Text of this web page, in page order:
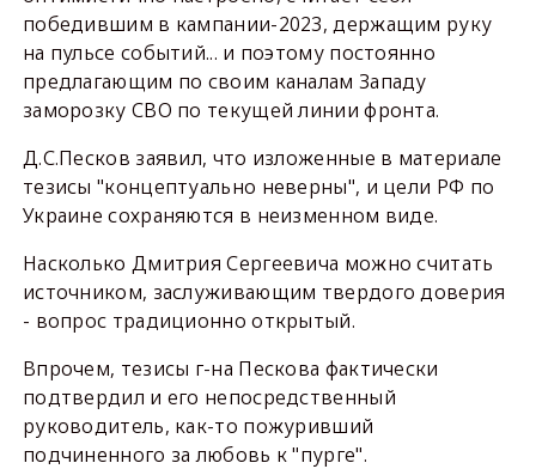
победившим в кампании-2023, держащим руку
на пульсе событий... и поэтому постоянно
предлагающим по своим каналам Западу
заморозку СВО по текущей линии фронта.
Д.С.Песков заявил, что изложенные в материале
тезисы "концептуально неверны", и цели РФ по
Украине сохраняются в неизменном виде.
Насколько Дмитрия Сергеевича можно считать
источником, заслуживающим твердого доверия
- вопрос традиционно открытый.
Впрочем, тезисы г-на Пескова фактически
подтвердил и его непосредственный
руководитель, как-то пожуривший
подчиненного за любовь к "пурге".